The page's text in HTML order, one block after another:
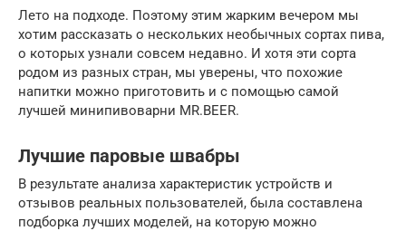
Лето на подходе. Поэтому этим жарким вечером мы
хотим рассказать о нескольких необычных сортах пива,
о которых узнали совсем недавно. И хотя эти сорта
родом из разных стран, мы уверены, что похожие
напитки можно приготовить и с помощью самой
лучшей минипивоварни MR.BEER.
Лучшие паровые швабры
В результате анализа характеристик устройств и
отзывов реальных пользователей, была составлена
подборка лучших моделей, на которую можно